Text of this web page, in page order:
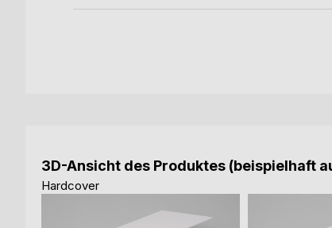
3D-Ansicht des Produktes (beispielhaft
Hardcover